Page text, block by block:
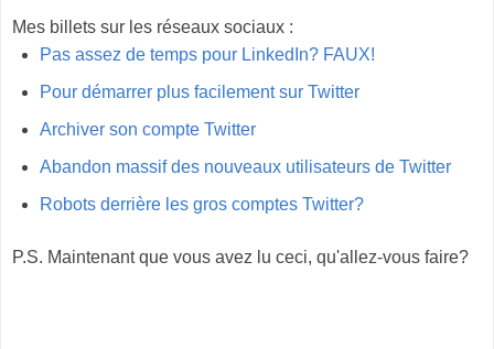
Mes billets sur les réseaux sociaux :
Pas assez de temps pour LinkedIn? FAUX!
Pour démarrer plus facilement sur Twitter
Archiver son compte Twitter
Abandon massif des nouveaux utilisateurs de Twitter
Robots derrière les gros comptes Twitter?
P.S. Maintenant que vous avez lu ceci, qu'allez-vous faire?